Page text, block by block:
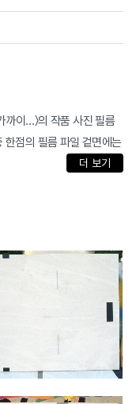
이…〉의 작품 사진 필름
점의 필름 파일 겉면에는
더 보기